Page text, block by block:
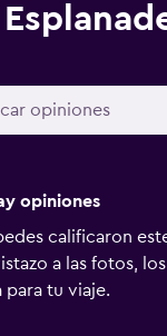
opiniones
calificaron
a las fotos,
para tu viaje.